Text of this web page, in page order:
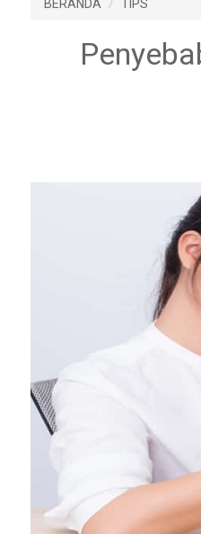
BERANDA TIPS